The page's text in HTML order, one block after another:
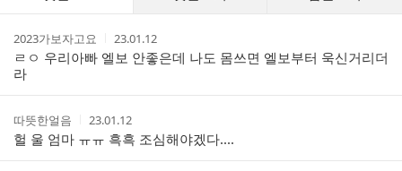
트
작
성
자
2023가보자고요
작
성
시
23.01.12
ㄹㅇ 우리아빠 엘보 안좋은데 나도 몸쓰면 엘보부터 욱신거리더
라
작
성
자
따뜻한얼음
작
시
간
23.01.12
헐 울 엄마 ㅠㅠ 흑흑 조심해야겠다....